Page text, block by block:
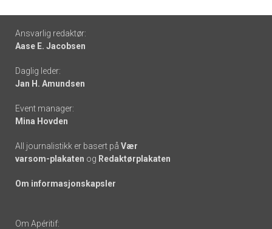
Footer
-
links
Ansvarlig redaktør:
Aase E. Jacobsen
Daglig leder:
Jan H. Amundsen
Event manager:
Mina Hovden
All journalistikk er basert på Vær
varsom-plakaten og Redaktørplakaten
Om informasjonskapsler
Om Apéritif: